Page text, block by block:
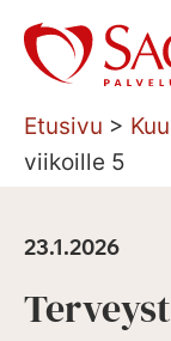
Siirry
sisältöön
Etusivu >
viikoille 5
23.1.2026